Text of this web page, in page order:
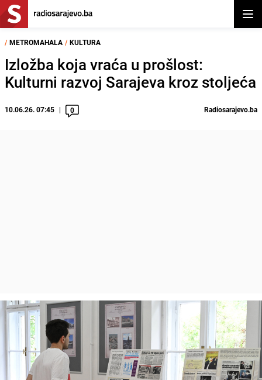
/ METROMAHALA / KULTURA
Izložba koja vraća u prošlost:
Kulturni razvoj Sarajeva kroz stoljeća
10.06.26. 07:45 0 Radiosarajevo.ba